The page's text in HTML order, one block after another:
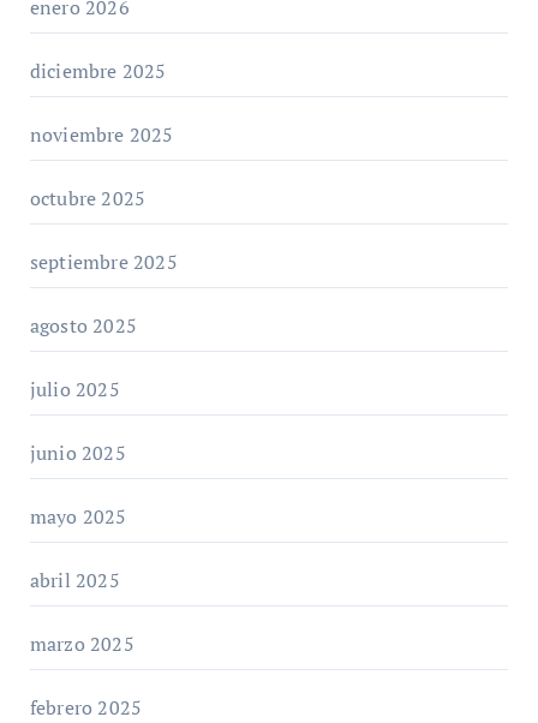
enero 2026
diciembre 2025
noviembre 2025
octubre 2025
septiembre 2025
agosto 2025
julio 2025
junio 2025
mayo 2025
abril 2025
marzo 2025
febrero 2025